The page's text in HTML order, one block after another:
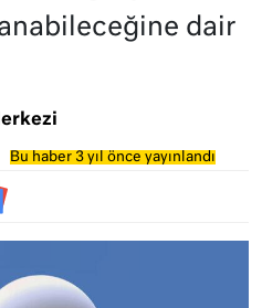
dair
Bu haber 3 yıl önce yayınlandı